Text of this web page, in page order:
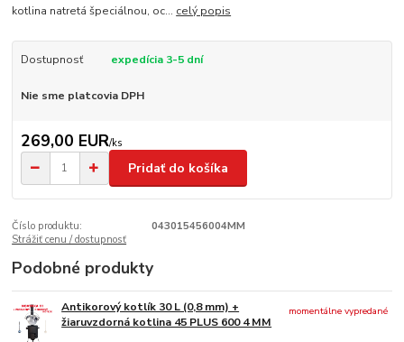
kotlina natretá špeciálnou, oc... celý popis
Dostupnosť expedícia 3-5 dní
Nie sme platcovia DPH
269,00 EUR/ks
Pridať do košíka
Číslo produktu:
043015456004MM
Strážiť cenu / dostupnosť
Podobné produkty
Antikorový kotlík 30 L (0,8 mm) +
žiaruvzdorná kotlina 45 PLUS 600 4 MM
momentálne vypredané